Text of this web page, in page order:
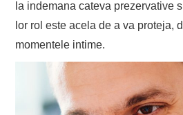
la indemana cateva prezervative
lor rol este acela de a va proteja,
momentele intime.